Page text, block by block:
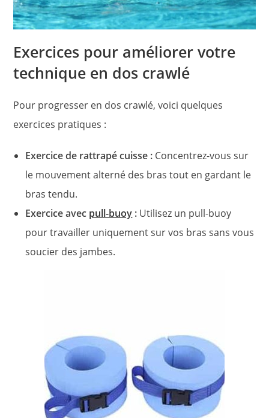
Exercices pour améliorer votre
technique en dos crawlé
Pour progresser en dos crawlé, voici quelques
exercices pratiques :
Exercice de rattrapé cuisse : Concentrez-vous sur
le mouvement alterné des bras tout en gardant le
bras tendu.
Exercice avec pull-buoy : Utilisez un pull-buoy
pour travailler uniquement sur vos bras sans vous
soucier des jambes.